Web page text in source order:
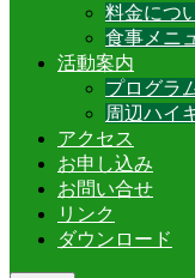
料金につ
食事メニ
活動案内
プログラ
周辺ハイ
アクセス
お申し込み
お問い合せ
リンク
ダウンロード